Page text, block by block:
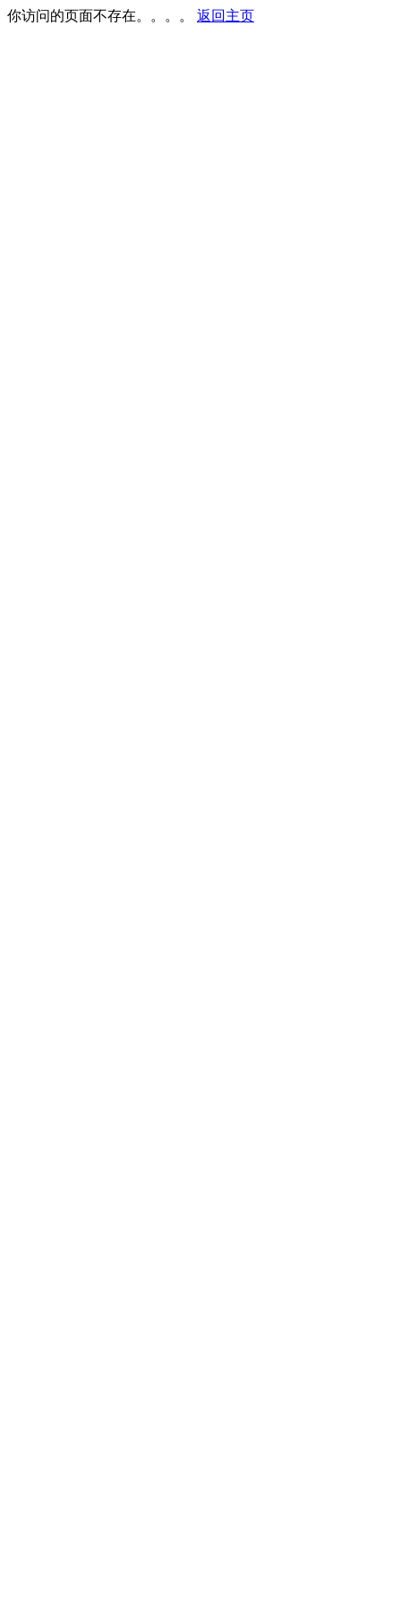
你访问的页面不存在。。。。 返回主页